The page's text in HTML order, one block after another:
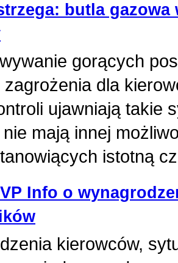
butla
gorących
zagrożenia dla
ujawniają takie
mają innej
istotną
Info o
kierowców,